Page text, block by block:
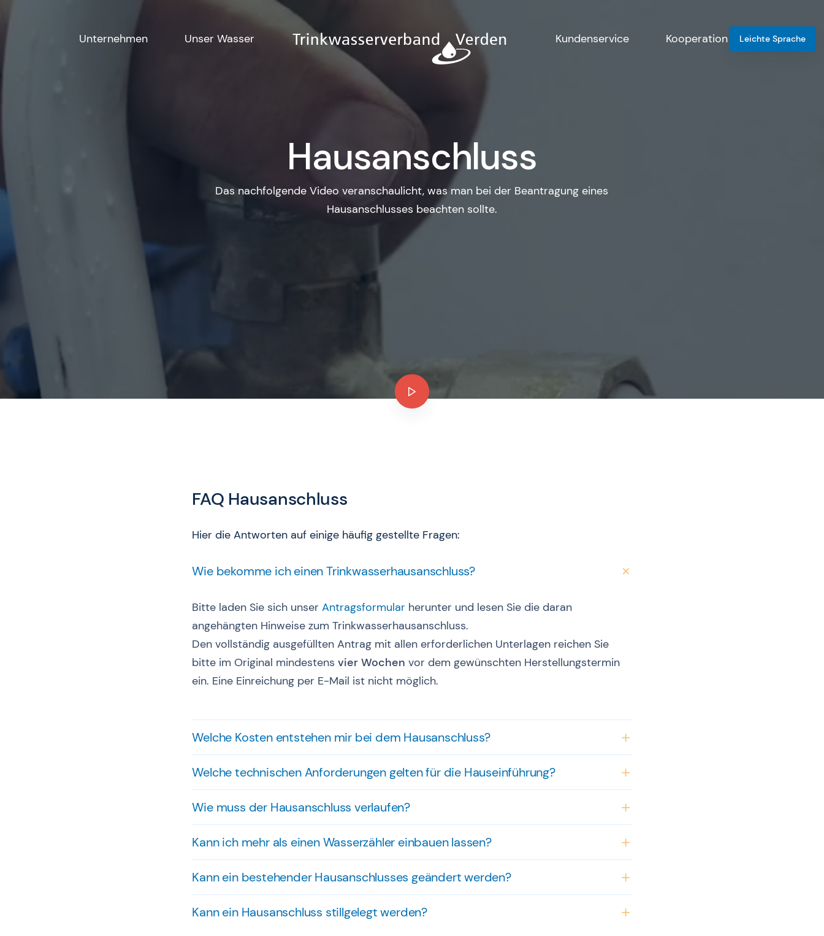
Unternehmen Unser Wasser Kundenservice Kooperation Leichte Sprache
Hausanschluss
Das nachfolgende Video veranschaulicht, was man bei der Beantragung eines
Hausanschlusses beachten sollte.
FAQ Hausanschluss
Hier die Antworten auf einige häufig gestellte Fragen:
Wie bekomme ich einen Trinkwasserhausanschluss?
Bitte laden Sie sich unserAntragsformular herunter und lesen Sie die daran
angehängten Hinweise zum Trinkwasserhausanschluss.
Den vollständig ausgefüllten Antrag mit allen erforderlichen Unterlagen reichen Sie
bitte im Original mindestensvier Wochen vor dem gewünschten Herstellungstermin
ein. Eine Einreichung per E-Mail ist nicht möglich.
Welche Kosten entstehen mir bei dem Hausanschluss?
Welche technischen Anforderungen gelten für die Hauseinführung?
Wie muss der Hausanschluss verlaufen?
Kann ich mehr als einen Wasserzähler einbauen lassen?
Kann ein bestehender Hausanschlusses geändert werden?
Kann ein Hausanschluss stillgelegt werden?